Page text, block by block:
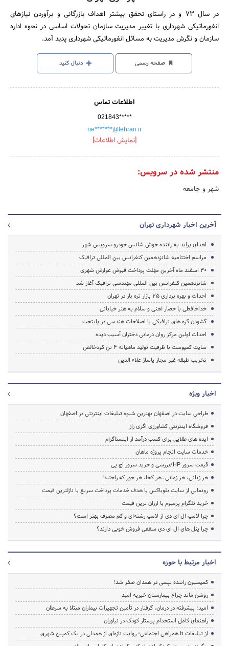
در سال‌ 73 و در راستای‌ تحقق‌ بیشتر اهداف‌ بازرگانی‌ و برآوردن‌ نیازهای‌
انفورماتیکی‌ شهرداری‌ با تغییر مدیریت‌ سازمان‌ تحولات‌ اساسی‌ در نحوه‌ اداره‌
سازمان‌ و نگرش‌ مدیریت‌ به‌ مسائل‌ انفورماتیکی‌ شهرداری‌ پدید آمد.
صفحه رسمی دنبال کنید
اطلاعات تماس
021843*****
ne*******@tehran.ir
[نمایش اطلاعات]
منتشر شده در سرویس:
شهر و جامعه
آخرین اخبار شهرداری تهران
اهدای پراید به راننده خوش شانس خودرو سرویس شهر
مراسم اختتامیه شانزدهمین کنفرانس بین المللی ترافیک
30 اسفند ماه آخرین مهلت پرداخت قبوض عوارض شهری
شانزدهمین کنفرانس بین المللی مهندسی ترافیک آغاز شد
احداث و بهره برداری 25 بازار تره بار در تهران
خداحافظی با حصار آهنی و سلام به هنر خیابانی
گشودن گره های ترافیکی با اصلاحات هندسی در پایتخت
احداث اولین مرکز روان درمانی دختران آسیب دیده
سایت کمپوست با ظرفیت تولید ماهیانه 4 تن کودخالص
تخریب طبقه غیر مجاز پاساژ علاء الدین
اخبار ویژه
طراحی سایت در اصفهان بهترین شیوه تبلیغات اینترنتی در اصفهان
فروشگاه اینترنتی کشاورزی اگری راز
ایده های طلایی برای کسب درآمد از اینستاگرام
خدمات سایت انجام پروژه ماهان
قیمت سرور HP/بررسی و خرید سرور اچ پی
هر زبانی، هر زمانی، هر کجا، هر جور که راحتید!
رونمایی از سایت بلوباکس با هدف خدمات پرداخت سریع با نازلترین قیمت
خرید تلگرام پرمیوم با ارزان ترین قیمت
چرا لامپ ال ای دی از لامپ رشته‌ای و کم مصرف بهتر است؟
چرا پنل های ال ای دی سقفی فروش خوبی دارند؟
اخبار مرتبط با حوزه
کمیسیون راننده تپسی در همدان صفر شد!
روشن ماند چراغ بیمارستان خیریه امید
امید؛ پیشرفته در درمان، گرفتار در تأمین تجهیزات بیماران مبتلا به سرطان
راهنمای کامل استخدام پرستار کودک در نیاوران
از تبلیغات تا همراهی اجتماعی؛ روایت تازه‌ای از همدلی در یک کمپین شهری